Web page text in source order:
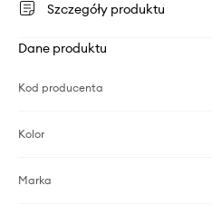
Szczegóły produktu
Dane produktu
Kod producenta
Kolor
Marka